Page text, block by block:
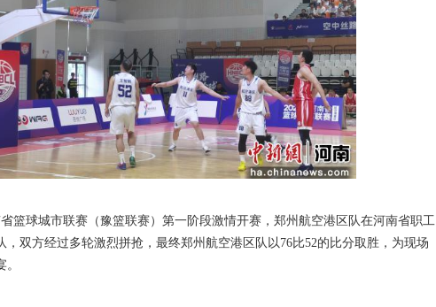
球城市联赛（豫篮联赛）第一阶段激情开赛，郑州航空港区队在河南省职工
双方经过多轮激烈拼抢，最终郑州航空港区队以76比52的比分取胜，为现场